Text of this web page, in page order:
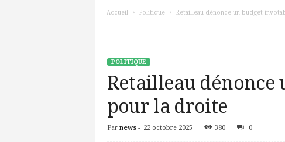
Accueil Politique Retailleau dénonce un budget
POLITIQUE
Retailleau
pour la droite
Par news- 22 octobre 2025 380 0